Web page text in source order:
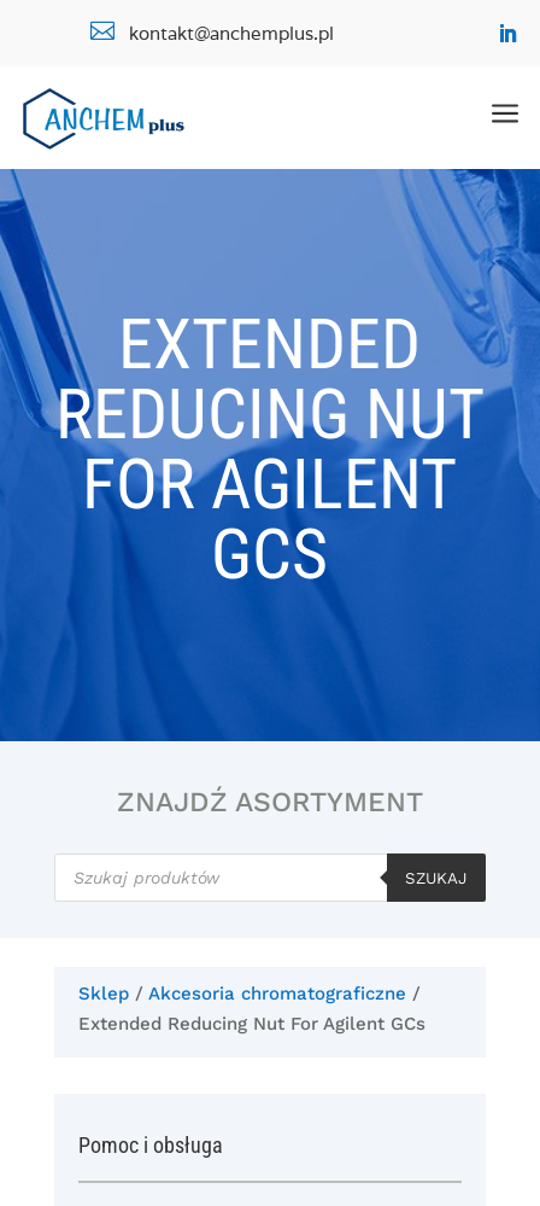
 kontakt@anchemplus.pl
a
EXTENDED
REDUCING NUT
FOR AGILENT
GCS
ZNAJDŹ ASORTYMENT
Wyszukiwarka
produktów
SZUKAJ
Sklep/ Akcesoria chromatograficzne /
Extended Reducing Nut For Agilent GCs
Pomoc i obsługa